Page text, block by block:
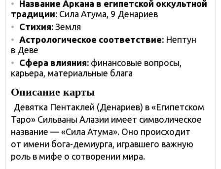
Название Аркана в египетской оккультной
традиции: Сила Атума, 9 Денариев
Стихия:Земля
Астрологическое соответствие: Нептун
в Деве
Сфера влияния: финансовые вопросы,
карьера, материальные блага
Описание карты
Девятка Пентаклей (Денариев) в «Египетском
Таро» Сильваны Алазии имеет символическое
название — «Сила Атума». Оно происходит
от имени бога-демиурга, игравшего важную
роль в мифе о сотворении мира.